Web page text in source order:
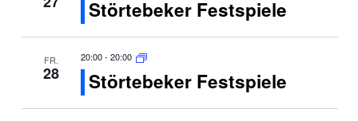
Störtebeker Festspiele
FR.
28
20:00- 20:00
Störtebeker Festspiele